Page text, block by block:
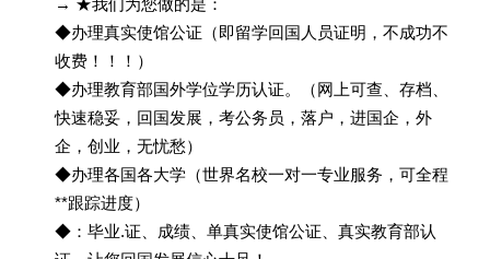
→ ★我们为您做的是：
◆办理真实使馆公证（即留学回国人员证明，不成功不
收费！！！）
◆办理教育部国外学位学历认证。（网上可查、存档、
快速稳妥，回国发展，考公务员，落户，进国企，外
企，创业，无忧愁）
◆办理各国各大学（世界名校一对一专业服务，可全程
**跟踪进度）
◆：毕业.证、成绩、单真实使馆公证、真实教育部认